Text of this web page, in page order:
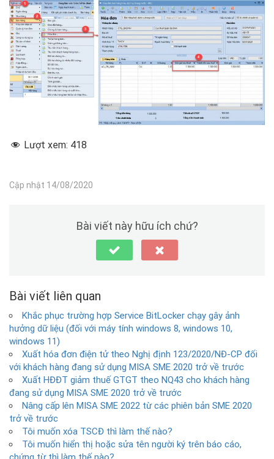
Lượt xem: 418
Cập nhật 14/08/2020
Bài viết này hữu ích chứ?
Bài viết liên quan
Khắc phục trường hợp Service BitLocker chạy gây ảnh
hưởng dữ liệu (đối với máy tính windows 8, windows 10,
windows 11)
Xuất hóa đơn điện tử theo Nghị định 123/2020/NĐ-CP đối
với khách hàng đang sử dụng MISA SME 2020 trở về trước
Xuất HĐĐT giảm thuế GTGT theo NQ43 cho khách hàng
đang sử dụng MISA SME 2020 trở về trước
Nâng cấp lên MISA SME 2022 từ các phiên bản SME 2020
trở về trước
Tôi muốn xóa TSCĐ thì làm thế nào?
Tôi muốn hiển thị hoặc sửa tên người ký trên báo cáo,